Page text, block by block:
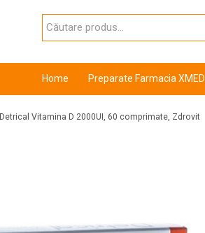
Home Preparate Farmacia XMED
Detrical Vitamina D 2000UI, 60 comprimate, Zdrovit